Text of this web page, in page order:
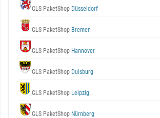
GLS PaketShop Düsseldorf
GLS PaketShop Bremen
GLS PaketShop Hannover
GLS PaketShop Duisburg
GLS PaketShop Leipzig
GLS PaketShop Nürnberg